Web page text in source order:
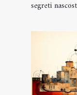
segreti